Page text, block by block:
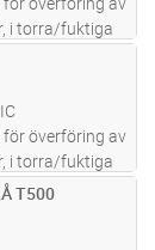
i torra/fuktiga
Vid
rökutveckling
överföring av
i torra/fuktiga
Vid
rökutveckling
T500